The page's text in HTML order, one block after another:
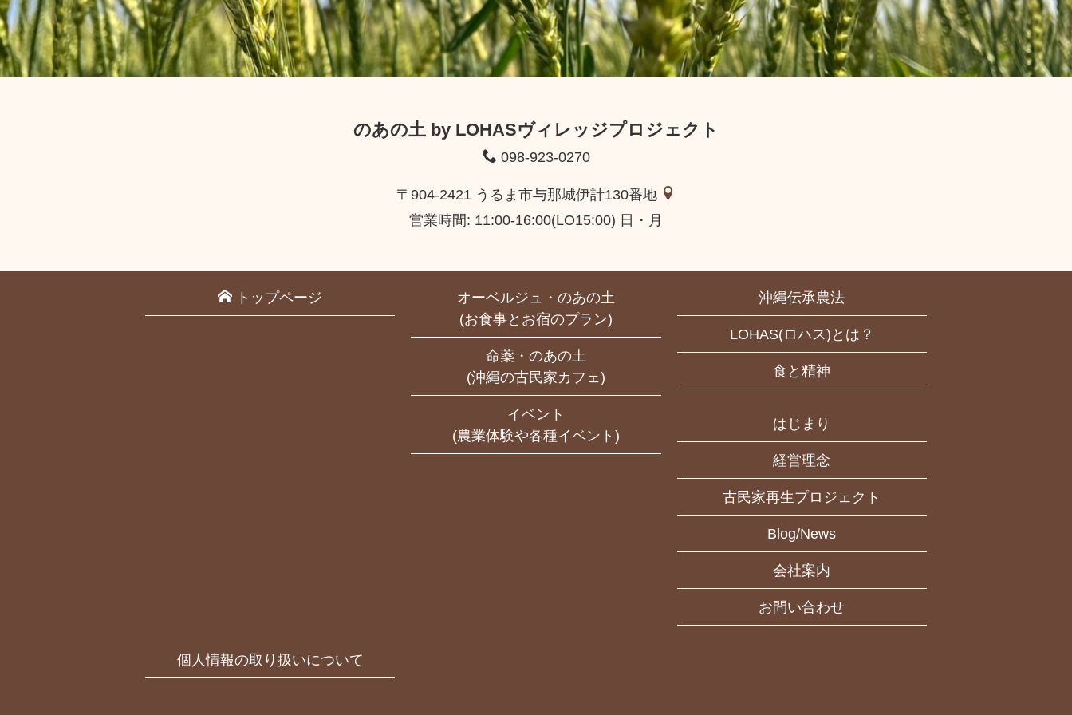
のあの土 by LOHASヴィレッジプロジェクト
098-923-0270
〒904-2421 うるま市与那城伊計130番地
営業時間: 11:00-16:00(LO15:00) 日・月
トップページ
オーベルジュ・のあの土
(お食事とお宿のプラン)
命薬・のあの土
(沖縄の古民家カフェ)
イベント
(農業体験や各種イベント)
沖縄伝承農法
LOHAS(ロハス)とは？
食と精神
はじまり
経営理念
古民家再生プロジェクト
Blog/News
会社案内
お問い合わせ
個人情報の取り扱いについて